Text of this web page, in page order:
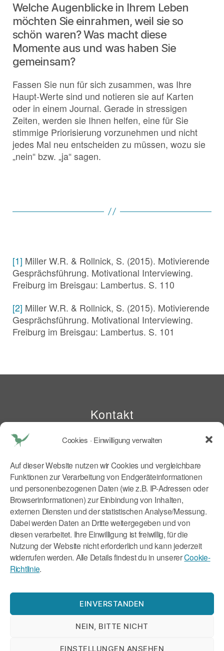
Cookies · Einwilligung verwalten
Auf dieser Website nutzen wir Cookies und vergleichbare
Funktionen zur Verarbeitung von Endgeräteinformationen
und personenbezogenen Daten (wie z.B. IP-Adressen oder
Browserinformationen) zur Einbindung von Inhalten,
externen Diensten und der statistischen Analyse/Messung.
Dabei werden Daten an Dritte weitergegeben und von
diesen verarbeitet. Ihre Einwilligung ist freiwillig, für die
Nutzung der Website nicht erforderlich und kann jederzeit
widerrufen werden. Alle Details findest du in unsererCookie-
Richtlinie.
EINVERSTANDEN
NEIN, BITTE NICHT
EINSTELLUNGEN ANSEHEN
Welche Augenblicke in Ihrem Leben
möchten Sie einrahmen, weil sie so
schön waren? Was macht diese
Momente aus und was haben Sie
gemeinsam?
Fassen Sie nun für sich zusammen, was Ihre
Haupt-Werte sind und notieren sie auf Karten
oder in einem Journal. Gerade in stressigen
Zeiten, werden sie Ihnen helfen, eine für Sie
stimmige Priorisierung vorzunehmen und nicht
jedes Mal neu entscheiden zu müssen, wozu sie
„nein“ bzw. „ja“ sagen.
[1] Miller W.R. & Rollnick, S. (2015). Motivierende
Gesprächsführung. Motivational Interviewing.
Freiburg im Breisgau: Lambertus. S. 110
[2] Miller W.R. & Rollnick, S. (2015). Motivierende
Gesprächsführung. Motivational Interviewing.
Freiburg im Breisgau: Lambertus. S. 101
Kontakt
Dr. med. Tatjana Reichhart
80634 München
E Mail:tr@kitchen2soul.com
Mobil:+49 179 9046773
Rechtliches
Impressum